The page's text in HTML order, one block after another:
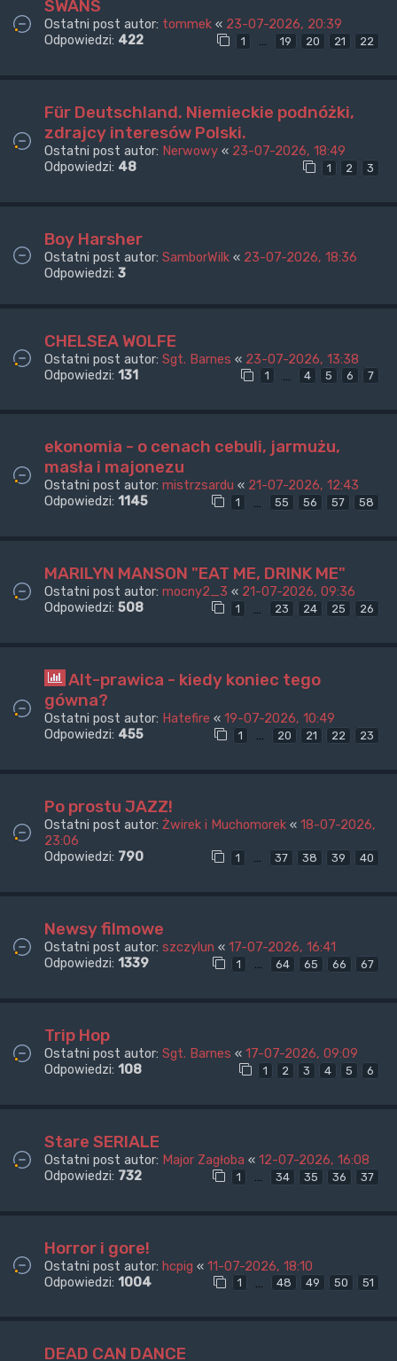
SWANS
Ostatni post autor: tommek « 23-07-2026, 20:39
Odpowiedzi: 422 1 … 19 20 21 22
Für Deutschland. Niemieckie podnóżki,
zdrajcy interesów Polski.
Ostatni post autor: Nerwowy « 23-07-2026, 18:49
Odpowiedzi: 48 1 2 3
Boy Harsher
Ostatni post autor: SamborWilk « 23-07-2026, 18:36
Odpowiedzi: 3
CHELSEA WOLFE
Ostatni post autor: Sgt. Barnes « 23-07-2026, 13:38
Odpowiedzi: 131 1 … 4 5 6 7
ekonomia - o cenach cebuli, jarmużu,
masła i majonezu
Ostatni post autor: mistrzsardu « 21-07-2026, 12:43
Odpowiedzi: 1145 1 … 55 56 57 58
MARILYN MANSON "EAT ME, DRINK ME"
Ostatni post autor: mocny2_3 « 21-07-2026, 09:36
Odpowiedzi: 508 1 23 24 25 26
Alt-prawica - kiedy koniec tego
gówna?
Ostatni post autor: Hatefire « 19-07-2026, 10:49
Odpowiedzi: 455 1 … 20 21 22 23
Po prostu JAZZ!
Ostatni post autor: Żwirek i Muchomorek « 18-07-2026,
23:06
Odpowiedzi: 790 1 … 37 38 39 40
Newsy filmowe
Ostatni post autor: szczylun « 17-07-2026, 16:41
Odpowiedzi: 1339 1 … 64 65 66 67
Trip Hop
Ostatni post autor: Sgt. Barnes « 17-07-2026, 09:09
Odpowiedzi: 108 1 2 3 4 5 6
Stare SERIALE
Ostatni post autor: Major Zagłoba « 12-07-2026, 16:08
Odpowiedzi: 732 1 … 34 35 36 37
Horror i gore!
Ostatni post autor: hcpig « 11-07-2026, 18:10
Odpowiedzi: 1004 1 … 48 49 50 51
DEAD CAN DANCE